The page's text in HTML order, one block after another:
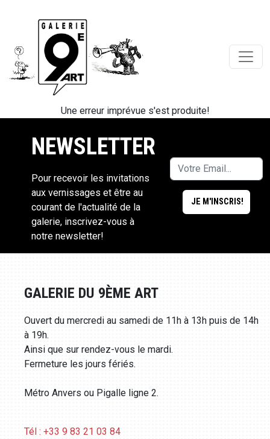
Une erreur imprévue s'est produite!
NEWSLETTER
Pour recevoir les invitations
aux vernissages et être au
courant de l'actualité de la
galerie, inscrivez-vous à
notre newsletter!
GALERIE DU 9ÈME ART
Ouvert du mercredi au samedi de 11h à 13h puis de 14h
à 19h.
Ainsi que sur rendez-vous le mardi.
Fermeture les jours fériés.
Métro Anvers ou Pigalle ligne 2.
Tél : +33 9 83 21 03 84